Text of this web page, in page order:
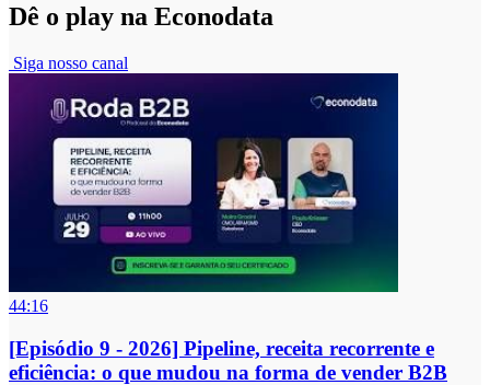
Dê o play na Econodata
Siga nosso canal
44:16
[Episódio 9 - 2026] Pipeline, receita recorrente e
eficiência: o que mudou na forma de vender B2B